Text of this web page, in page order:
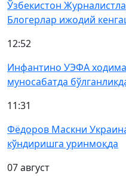
Ўзбекистон
Блогерлар ижодий
12:52
Инфантино УЭФА
муносабатда
11:31
Фёдоров Маскни
кўндиришга уринмоқда
07 август